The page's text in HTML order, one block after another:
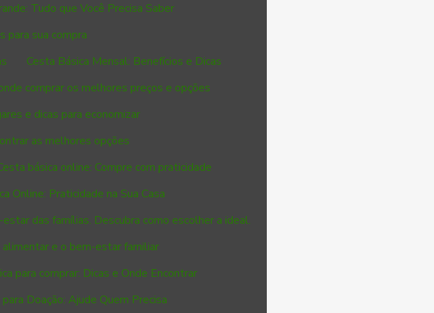
Tudo que Você Precisa Saber
para sua compra
Cesta Básica Mensal: Benefícios e Dicas
comprar os melhores preços e opções
e dicas para economizar
as melhores opções
básica online: Compre com praticidade
Online: Praticidade na Sua Casa
das famílias. Descubra como escolher a ideal.
alimentar e o bem-estar familiar
para comprar: Dicas e Onde Encontrar
Doação: Ajude Quem Precisa